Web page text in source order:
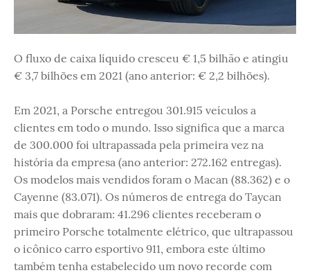
O fluxo de caixa líquido cresceu € 1,5 bilhão e atingiu
€ 3,7 bilhões em 2021 (ano anterior: € 2,2 bilhões).
Em 2021, a Porsche entregou 301.915 veículos a
clientes em todo o mundo. Isso significa que a marca
de 300.000 foi ultrapassada pela primeira vez na
história da empresa (ano anterior: 272.162 entregas).
Os modelos mais vendidos foram o Macan (88.362) e o
Cayenne (83.071). Os números de entrega do Taycan
mais que dobraram: 41.296 clientes receberam o
primeiro Porsche totalmente elétrico, que ultrapassou
o icônico carro esportivo 911, embora este último
também tenha estabelecido um novo recorde com